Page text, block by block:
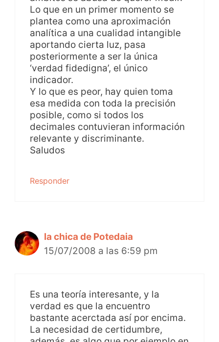
Lo que en un primer momento se
plantea como una aproximación
analítica a una cualidad intangible
aportando cierta luz, pasa
posteriormente a ser la única
‘verdad fidedigna’, el único
indicador.
Y lo que es peor, hay quien toma
esa medida con toda la precisión
posible, como si todos los
decimales contuvieran información
relevante y discriminante.
Saludos
Responder
la chica de Potedaia
15/07/2008 a las 6:59 pm
Es una teoría interesante, y la
verdad es que la encuentro
bastante acerctada así por encima.
La necesidad de certidumbre,